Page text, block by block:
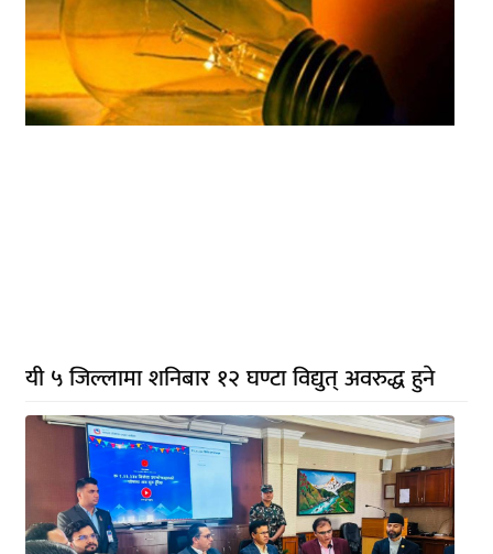
यी ५ जिल्लामा शनिबार १२ घण्टा विद्युत् अवरुद्ध हुने